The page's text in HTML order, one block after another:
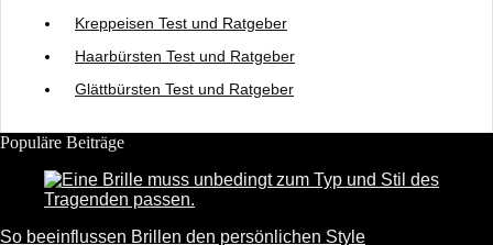
Kreppeisen Test und Ratgeber
Haarbürsten Test und Ratgeber
Glättbürsten Test und Ratgeber
Populäre Beiträge
So beeinflussen Brillen den persönlichen Style